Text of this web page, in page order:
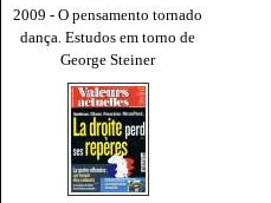
2009 - O pensamento tornado
dança. Estudos em torno de
George Steiner